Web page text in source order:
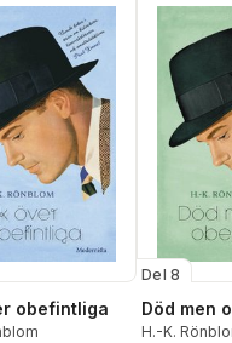
obefintliga
Del 8
Död men
H.-K.